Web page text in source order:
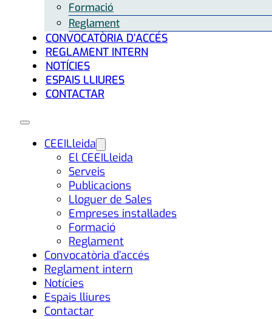
Formació
Reglament
CONVOCATÒRIA D’ACCÉS
REGLAMENT INTERN
NOTÍCIES
ESPAIS LLIURES
CONTACTAR
CEEILleida
El CEEILleida
Serveis
Publicacions
Lloguer de Sales
Empreses instal·lades
Formació
Reglament
Convocatòria d’accés
Reglament intern
Notícies
Espais lliures
Contactar